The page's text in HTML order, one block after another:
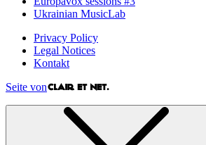
Ukrainian MusicLab
Privacy Policy
Legal Notices
Kontakt
Seite von